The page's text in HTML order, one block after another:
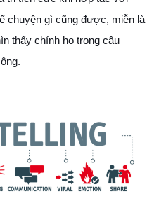
chuyện gì cũng được, miễn là
thấy chính họ trong câu